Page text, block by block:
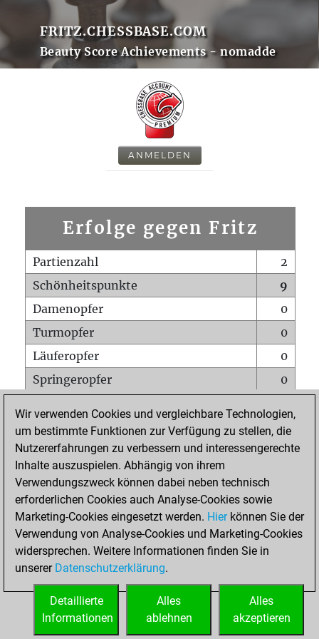
FRITZ.CHESSBASE.COM
Beauty Score Achievements - nomadde
ANMELDEN
Erfolge gegen Fritz
Partienzahl
2
Schönheitspunkte
9
Damenopfer
0
Turmopfer
0
Läuferopfer
0
Springeropfer
0
Matt auf vollem Brett
0
Bauer setzt Matt
0
Erstickte Matts
Unterverwandlungen
Türme auf der siebten
0
STARTSEITE
Wir verwenden Cookies und vergleichbare Technologien,
um bestimmte Funktionen zur Verfügung zu stellen, die
Nutzererfahrungen zu verbessern und interessengerechte
Inhalte auszuspielen. Abhängig von ihrem
Verwendungszweck können dabei neben technisch
erforderlichen Cookies auch Analyse-Cookies sowie
Marketing-Cookies eingesetzt werden. Hierkönnen Sie der
Verwendung von Analyse-Cookies und Marketing-Cookies
widersprechen. Weitere Informationen finden Sie in
unserer Datenschutzerklärung.
Alles
akzeptieren
Alles
ablehnen
Detaillierte
Informationen